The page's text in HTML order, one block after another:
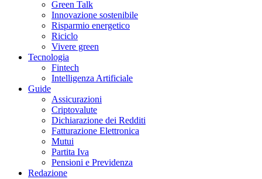
Green Talk
Innovazione sostenibile
Risparmio energetico
Riciclo
Vivere green
Tecnologia
Fintech
Intelligenza Artificiale
Guide
Assicurazioni
Criptovalute
Dichiarazione dei Redditi
Fatturazione Elettronica
Mutui
Partita Iva
Pensioni e Previdenza
Redazione